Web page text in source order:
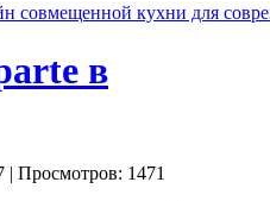
совмещенной кухни для
в
| Просмотров: 1471